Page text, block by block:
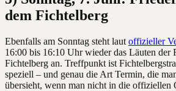
dem Fichtelberg
Ebenfalls am Sonntag steht laut offizieller
16:00 bis 16:10 Uhr wieder das Läuten der
Fichtelberg an. Treffpunkt ist
speziell – und genau die Art Termin, die
übersieht, wenn man nicht in die offiziellen